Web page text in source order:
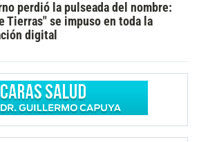
perdió la pulseada del nombre:
Tierras" se impuso en toda la
digital